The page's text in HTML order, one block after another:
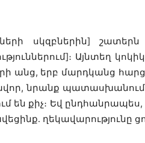
սկզբներին]
Այնտեղ
անց, երբ մարդկանց
նրանք պատասխանում
են քիչ։ Եվ
ղեկավարությունը